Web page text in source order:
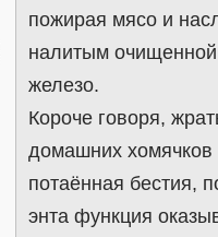
пожирая мясо и
налитым
железо.
Короче говоря,
домашних хомячков
потаённая бестия,
энта функция